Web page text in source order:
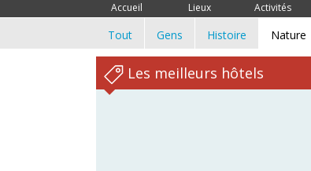
Accueil Lieux Activités
Tout Gens Histoire Nature
Les meilleurs hôtels